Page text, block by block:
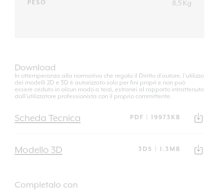
PESO 8,5 Kg
Download
In ottemperanza alla normativa che regola il Diritto d'autore, l'utilizzo
dei modelli 2D e 3D è autorizzato solo per fini propri e non può
essere ceduto in alcun modo a terzi, estranei al rapporto intrattenuto
dall'utilizzatore professionista con il proprio committente.
Scheda Tecnica PDF | 19973KB
Modello 3D 3DS | 1.3MB
Completalo con